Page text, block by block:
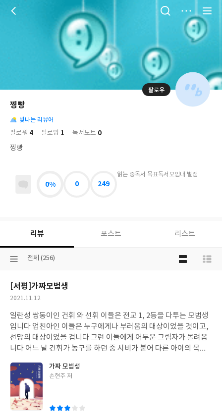
팔로우
찡빵
님
의
사
락
빛나는 리뷰어
팔로워 4 팔로잉 1 독서노트 0
찡빵
읽는 중독서 목표
0%
독서모임
0
내 별점
249
리뷰 포스트 리스트
선
분
류
전체 (256)
[서평]가짜모범생
작
일
2021.11.12
일란성 쌍둥이인 건휘 와 선휘 이들은 전교 1, 2등을 다투는 모범생
입니다 엄친아인 이들은 누구에게나 부러움의 대상이었을 것이고,
선망의 대상이었을 겁니다 그런 이들에게 어두운 그림자가 몰려옵
니다 어느 날 건휘가 농구를 하던 중 시비가 붙어 다른 아이의 목을
을 때까지 손을 놓지 않습니다 엄마는 완벽한 형을 지키기 위해 선휘
에게 부탁 아닌 부탁을 하게 됩니다 “선휘야, 형 대신 네가 그 애의
목을 졸랐다고 말해줄 수 있니?” 이 글을 보는 순간 온몸에 소름을
돋습니다 우리는 늘 이야기 합니다 열 손가락 깨물어 안 아픈 손가락
가짜 모범생
글
손현주 저